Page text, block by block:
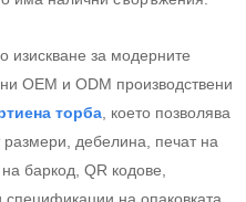
изискване за модерните
OEM и ODM производствени
торба, което позволява
размери, дебелина, печат на
баркод, QR кодове,
на опаковката.